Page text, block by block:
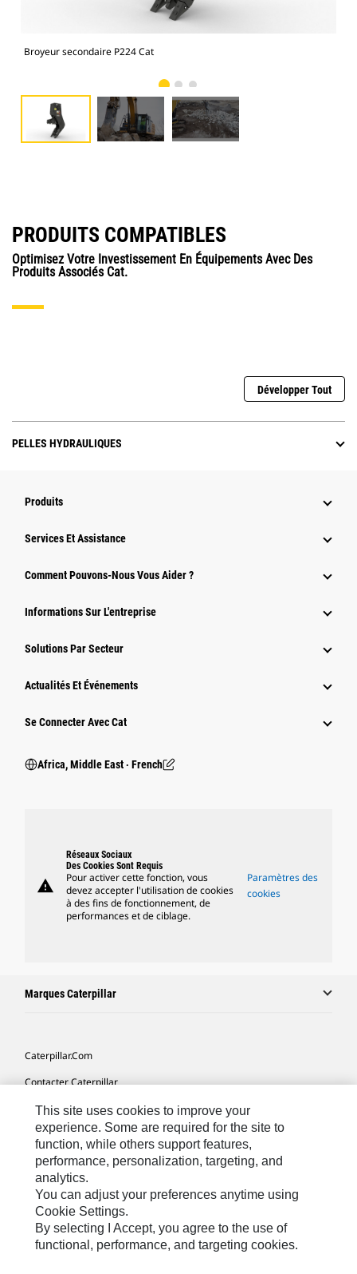
Broyeur secondaire P224 Cat
PRODUITS COMPATIBLES
Optimisez Votre Investissement En Équipements Avec Des
Produits Associés Cat.
Développer Tout
PELLES HYDRAULIQUES
Produits
Services Et Assistance
Comment Pouvons-Nous Vous Aider ?
Informations Sur L'entreprise
Solutions Par Secteur
Actualités Et Événements
Se Connecter Avec Cat
Africa, Middle East ‧ French
warning
Réseaux Sociaux
Des Cookies Sont Requis
Pour activer cette fonction, vous
devez accepter l'utilisation de cookies
à des fins de fonctionnement, de
performances et de ciblage.
Paramètres des
cookies
Marques Caterpillar
Caterpillar.com
Contacter Caterpillar
Mes Préférences Marketing
Plan Du Site
Cookie Settings
Mentions Légales
Confidentialité
This site uses cookies to improve your
experience. Some are required for the site to
function, while others support features,
performance, personalization, targeting, and
analytics.
You can adjust your preferences anytime using
Cookie Settings.
By selecting I Accept, you agree to the use of
functional, performance, and targeting cookies.